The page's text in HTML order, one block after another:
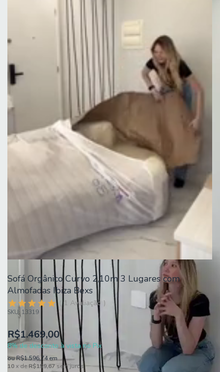
Sofá Orgânico Curvo 2,10m 3 Lugares com
Almofadas Ibiza Bexs
1 Avaliação
SKU: 13319
R$1.469,00
8% de desconto à vista no Pix
ouR$1.596,74em
10x de R$159,67 sem juros